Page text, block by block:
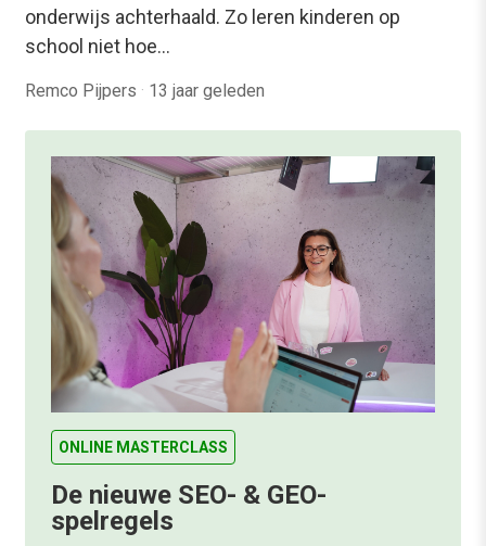
onderwijs achterhaald. Zo leren kinderen op
school niet hoe…
Remco Pijpers · 13 jaar geleden
ONLINE MASTERCLASS
De nieuwe SEO- & GEO-
spelregels